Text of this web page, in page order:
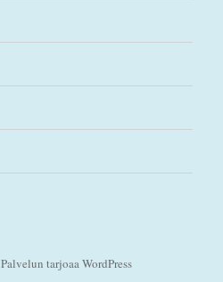
Palvelun tarjoaa WordPress